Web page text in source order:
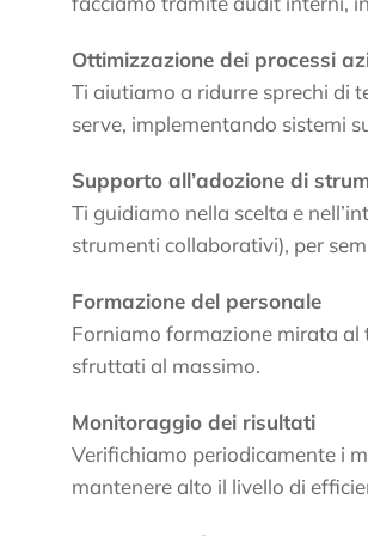
Ottimizzazione dei processi
Ti aiutiamo a ridurre sprechi di
serve, implementando sistemi
Supporto all’adozione di
Ti guidiamo nella scelta e
strumenti collaborativi), per
Formazione del personale
Forniamo formazione mirata al
sfruttati al massimo.
Monitoraggio dei risultati
Verifichiamo periodicamente i
mantenere alto il livello di